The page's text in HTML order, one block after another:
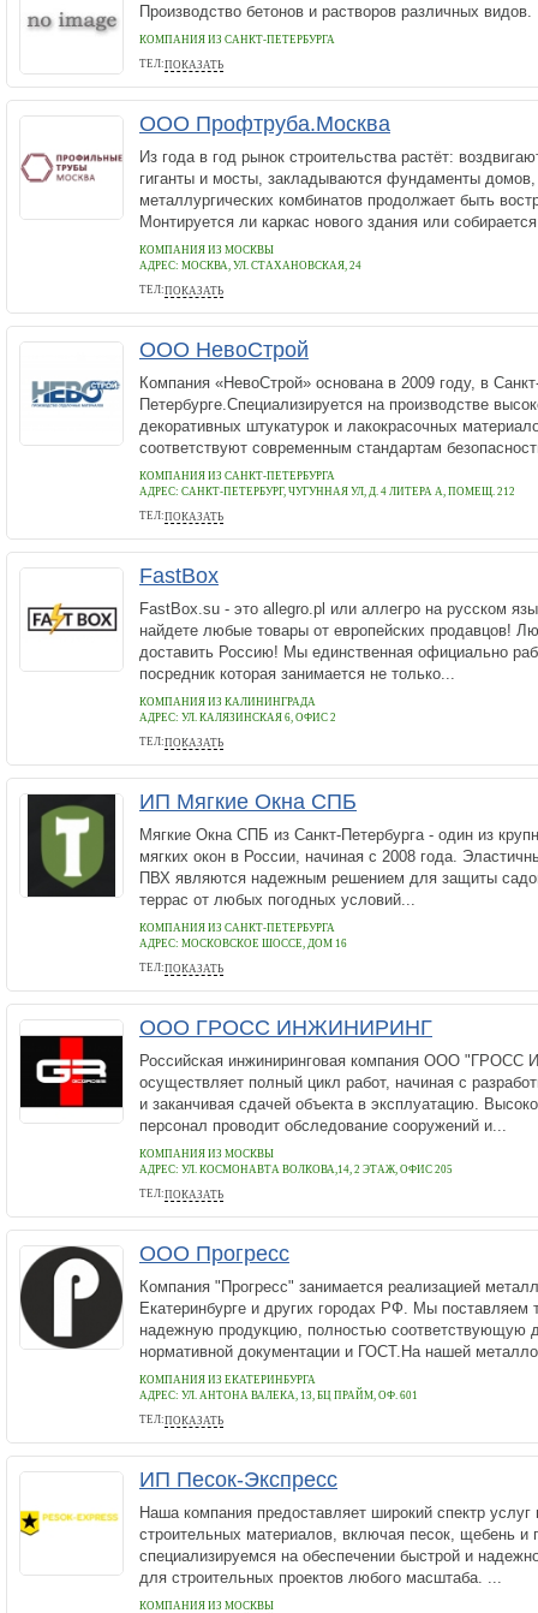
Производство бетонов и растворов различных видов.
КОМПАНИЯ ИЗ САНКТ-ПЕТЕРБУРГА
ТЕЛ:ПОКАЗАТЬ
+7(812)3427176
ООО Профтруба.Москва
Из года в год рынок строительства растёт:
гиганты и мосты, закладываются фундаменты домов,
металлургических комбинатов продолжает быть
Монтируется ли каркас нового здания или
КОМПАНИЯ ИЗ МОСКВЫ
АДРЕС: МОСКВА, УЛ. СТАХАНОВСКАЯ, 24
ТЕЛ:ПОКАЗАТЬ
+7 (993) 702 60 58
ООО НевоСтрой
Компания «НевоСтрой» основана в 2009 году, в
Петербурге.Специализируется на производстве
декоративных штукатурок и лакокрасочных
соответствуют современным стандартам
КОМПАНИЯ ИЗ САНКТ-ПЕТЕРБУРГА
АДРЕС: САНКТ-ПЕТЕРБУРГ, ЧУГУННАЯ УЛ, Д. 4 ЛИТЕРА А, ПОМЕЩ. 212
ТЕЛ:ПОКАЗАТЬ
+78124674587
FastBox
FastBox.su - это allegro.pl или аллегро на русском
найдете любые товары от европейских продавцов!
доставить Россию! Мы единственная официально
посредник которая занимается не только...
КОМПАНИЯ ИЗ КАЛИНИНГРАДА
АДРЕС: УЛ. КАЛЯЗИНСКАЯ 6, ОФИС 2
ТЕЛ:ПОКАЗАТЬ
88007008974, 8(4012)335516, 89097777529
ИП Мягкие Окна СПБ
Мягкие Окна СПБ из Санкт-Петербурга - один из
мягких окон в России, начиная с 2008 года.
ПВХ являются надежным решением для защиты
террас от любых погодных условий...
КОМПАНИЯ ИЗ САНКТ-ПЕТЕРБУРГА
АДРЕС: МОСКОВСКОЕ ШОССЕ, ДОМ 16
ТЕЛ:ПОКАЗАТЬ
+7 (812) 602-75-78
ООО ГРОСС ИНЖИНИРИНГ
Российская инжиниринговая компания ООО
осуществляет полный цикл работ, начиная с
и заканчивая сдачей объекта в эксплуатацию.
персонал проводит обследование сооружений и...
КОМПАНИЯ ИЗ МОСКВЫ
АДРЕС: УЛ. КОСМОНАВТА ВОЛКОВА,14, 2 ЭТАЖ, ОФИС 205
ТЕЛ:ПОКАЗАТЬ
8 (495) 927-95-47
ООО Прогресс
Компания "Прогресс" занимается реализацией
Екатеринбурге и других городах РФ. Мы поставляем
надежную продукцию, полностью соответствующую
нормативной документации и ГОСТ.На нашей
КОМПАНИЯ ИЗ ЕКАТЕРИНБУРГА
АДРЕС: УЛ. АНТОНА ВАЛЕКА, 13, БЦ ПРАЙМ, ОФ. 601
ТЕЛ:ПОКАЗАТЬ
8 (800) 101-80-25, 8 (343) 227-50-25
ИП Песок-Экспресс
Наша компания предоставляет широкий спектр услуг
строительных материалов, включая песок, щебень и
специализируемся на обеспечении быстрой и
для строительных проектов любого масштаба. ...
КОМПАНИЯ ИЗ МОСКВЫ